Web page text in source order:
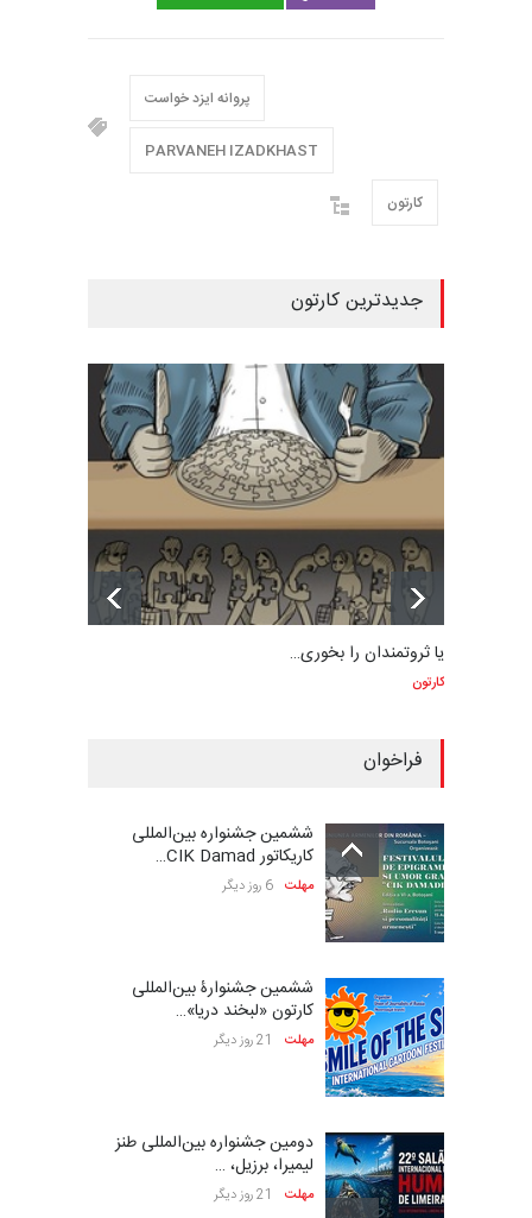
پروانه ایزد خواست
PARVANEH IZADKHAST
کارتون
جدیدترین کارتون
یا ثروتمندان را بخوری…
کارتون
فراخوان
ششمین جشنواره بین‌المللی
کاریکاتور CIK Damad…
مهلت 6 روز دیگر
ششمین جشنوارۀ بین‌المللی
کارتون «لبخند دریا»…
مهلت 21 روز دیگر
دومین جشنواره بین‌المللی طنز
لیمیرا، برزیل، …
مهلت 21 روز دیگر